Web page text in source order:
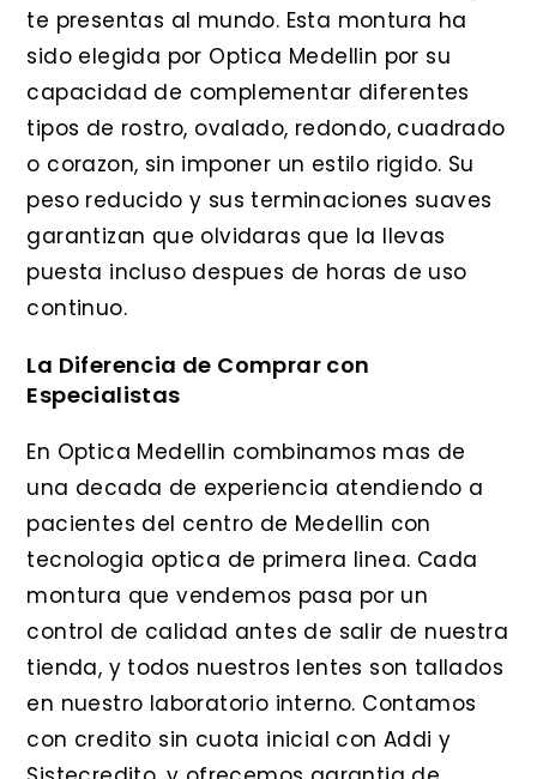
te presentas al mundo. Esta montura ha
sido elegida por Optica Medellin por su
capacidad de complementar diferentes
tipos de rostro, ovalado, redondo, cuadrado
o corazon, sin imponer un estilo rigido. Su
peso reducido y sus terminaciones suaves
garantizan que olvidaras que la llevas
puesta incluso despues de horas de uso
continuo.
La Diferencia de Comprar con
Especialistas
En Optica Medellin combinamos mas de
una decada de experiencia atendiendo a
pacientes del centro de Medellin con
tecnologia optica de primera linea. Cada
montura que vendemos pasa por un
control de calidad antes de salir de nuestra
tienda, y todos nuestros lentes son tallados
en nuestro laboratorio interno. Contamos
con credito sin cuota inicial con Addi y